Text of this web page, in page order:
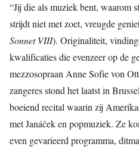
“Jij die als muziek bent, waarom
strijdt niet met zoet, vreugde
Sonnet VIII). Originaliteit,
kwalificaties die evenzeer op de
mezzosopraan Anne Sofie von
zangeres stond het laatst in
boeiend recital waarin zij
met Janáček en popmuziek. Ze
even gevarieerd programma,